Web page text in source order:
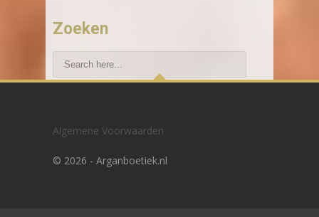
Zoeken
NL?
Algemene Voorwaarden
© 2026 - Arganboetiek.nl